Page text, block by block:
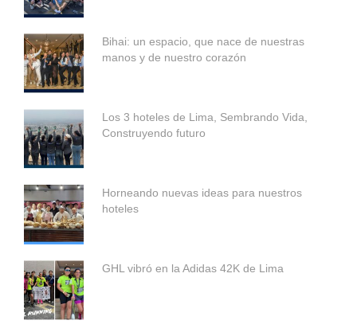
Bihai: un espacio, que nace de nuestras
manos y de nuestro corazón
Los 3 hoteles de Lima, Sembrando Vida,
Construyendo futuro
Horneando nuevas ideas para nuestros
hoteles
GHL vibró en la Adidas 42K de Lima